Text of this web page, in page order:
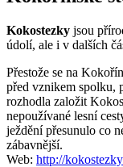
Kokostezky jsou
údolí, ale i v dalších
Přestože se na
před vznikem spolku,
rozhodla založit
nepoužívané lesní
ježdění přesunulo co
zábavnější.
Web: http://